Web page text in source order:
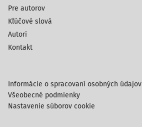
Pre autorov
Kľúčové slová
Autori
Kontakt
Informácie o spracovaní osobných údajov
Všeobecné podmienky
Nastavenie súborov cookie